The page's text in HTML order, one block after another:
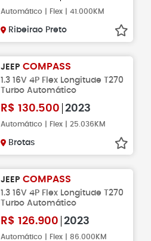
Automático | Flex | 41.000KM
Ribeirao Preto
JEEP COMPASS
1.3 16V 4P Flex Longitude T270
Turbo Automático
R$ 130.500 2023
Automático | Flex | 25.036KM
Brotas
JEEP COMPASS
1.3 16V 4P Flex Longitude T270
Turbo Automático
R$ 126.900 2023
Automático | Flex | 86.000KM